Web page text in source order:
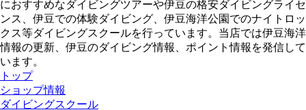
におすすめなダイビングツアーや伊豆の格安ダイビングライセ
ンス、伊豆での体験ダイビング、伊豆海洋公園でのナイトロッ
クス等ダイビングスクールを行っています。当店では伊豆海洋
情報の更新、伊豆のダイビング情報、ポイント情報を発信して
います。
トップ
ショップ情報
ダイビングスクール